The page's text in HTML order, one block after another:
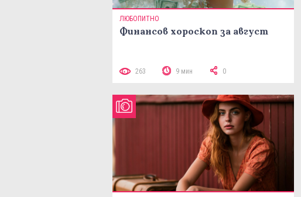
ЛЮБОПИТНО
Финансов хороскоп за август
263 9 мин 0